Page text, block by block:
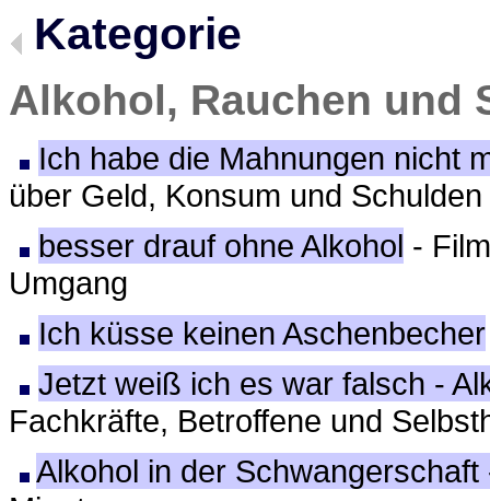
Kategorie
Alkohol, Rauchen und
Ich habe die Mahnungen nicht
über Geld, Konsum und Schulden
besser drauf ohne Alkohol -
Umgang
Ich küsse keinen Aschenbecher
Jetzt weiß ich es war falsch -
Fachkräfte, Betroffene und
Alkohol in der